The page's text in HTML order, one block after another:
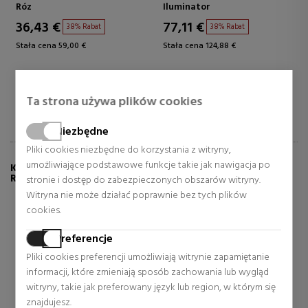
Ta strona używa plików cookies
Niezbędne
Pliki cookies niezbędne do korzystania z witryny,
umożliwiające podstawowe funkcje takie jak nawigacja po
stronie i dostęp do zabezpieczonych obszarów witryny.
Witryna nie może działać poprawnie bez tych plików
cookies.
Preferencje
Pliki cookies preferencji umożliwiają witrynie zapamiętanie
informacji, które zmieniają sposób zachowania lub wygląd
witryny, takie jak preferowany język lub region, w którym się
znajdujesz.
Róz
36,43 € 38% Rabat
Stała cena 59,00 €
Iluminator
77,11 € 38% Rabat
Stała cena 124,88 €
KLIENCI, KTÓRZY KUPILI TEN PRODUKT, KUPILI
RÓWNIEŻ: